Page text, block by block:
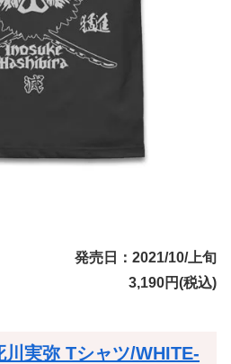
発売日：2021/10/上旬
3,190円(税込)
川実弥 Tシャツ/WHITE-